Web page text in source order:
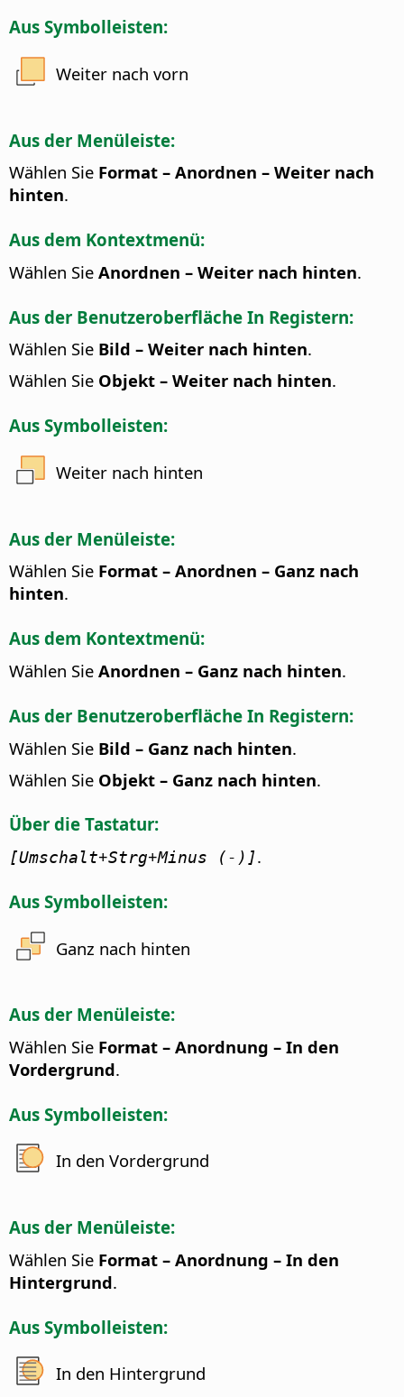
Aus Symbolleisten:
Weiter nach vorn
Aus der Menüleiste:
Wählen Sie Format – Anordnen – Weiter nach
hinten.
Aus dem Kontextmenü:
Wählen Sie Anordnen – Weiter nach hinten.
Aus der Benutzeroberfläche In Registern:
Wählen Sie Bild – Weiter nach hinten.
Wählen Sie Objekt – Weiter nach hinten.
Aus Symbolleisten:
Weiter nach hinten
Aus der Menüleiste:
Wählen Sie Format – Anordnen – Ganz nach
hinten.
Aus dem Kontextmenü:
Wählen Sie Anordnen – Ganz nach hinten.
Aus der Benutzeroberfläche In Registern:
Wählen Sie Bild – Ganz nach hinten.
Wählen Sie Objekt – Ganz nach hinten.
Über die Tastatur:
[Umschalt+Strg+Minus (-)].
Aus Symbolleisten:
Ganz nach hinten
Aus der Menüleiste:
Wählen Sie Format – Anordnung – In den
Vordergrund.
Aus Symbolleisten:
In den Vordergrund
Aus der Menüleiste:
Wählen Sie Format – Anordnung – In den
Hintergrund.
Aus Symbolleisten:
In den Hintergrund